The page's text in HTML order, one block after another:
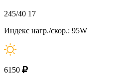
245/40 17
Индекс нагр./скор.: 95W
6150